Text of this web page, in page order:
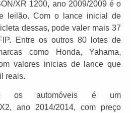
XR 1200, ano 2009/2009 é o
leilão. Com o lance inicial de
dessas, pode valer mais 37
Entre os outros 80 lotes de
como Honda, Yahama,
valores inicias de lance que
reais.
os automóveis é um
ano 2014/2014, com preço